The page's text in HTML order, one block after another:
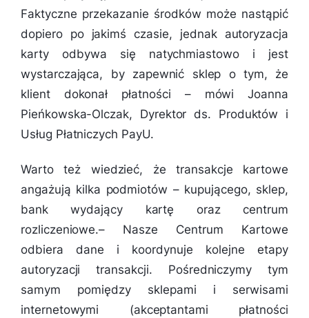
Faktyczne przekazanie środków może nastąpić
dopiero po jakimś czasie, jednak autoryzacja
karty odbywa się natychmiastowo i jest
wystarczająca, by zapewnić sklep o tym, że
klient dokonał płatności – mówi Joanna
Pieńkowska-Olczak, Dyrektor ds. Produktów i
Usług Płatniczych PayU.
Warto też wiedzieć, że transakcje kartowe
angażują kilka podmiotów – kupującego, sklep,
bank wydający kartę oraz centrum
rozliczeniowe.– Nasze Centrum Kartowe
odbiera dane i koordynuje kolejne etapy
autoryzacji transakcji. Pośredniczymy tym
samym pomiędzy sklepami i serwisami
internetowymi (akceptantami płatności